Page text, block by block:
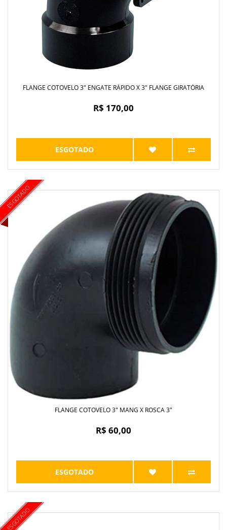
FLANGE COTOVELO 3" ENGATE RÁPIDO X 3" FLANGE GIRATÓRIA
R$ 170,00
ESGOTADO
ESGOTADO
FLANGE COTOVELO 3" MANG X ROSCA 3"
R$ 60,00
ESGOTADO
ESGOTADO